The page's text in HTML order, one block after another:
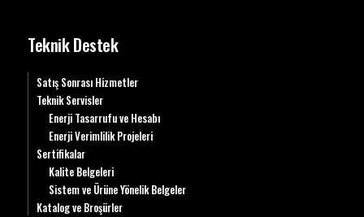
Teknik Destek
Satış Sonrası Hizmetler
Teknik Servisler
Enerji Tasarrufu ve Hesabı
Enerji Verimlilik Projeleri
Sertifikalar
Kalite Belgeleri
Sistem ve Ürüne Yönelik Belgeler
Katalog ve Broşürler